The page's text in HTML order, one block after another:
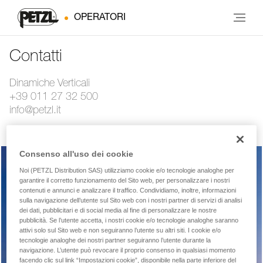
OPERATORI
Contatti
Dinamiche Verticali
+39 011 27 32 500
info@petzl.it
Servizio post-vendita
Domanda tecnica
Consenso all'uso dei cookie
Noi (PETZL Distribution SAS) utilizziamo cookie e/o tecnologie analoghe per
garantire il corretto funzionamento del Sito web, per personalizzare i nostri
contenuti e annunci e analizzare il traffico. Condividiamo, inoltre, informazioni
sulla navigazione dell’utente sul Sito web con i nostri partner di servizi di analisi
dei dati, pubblicitari e di social media al fine di personalizzare le nostre
pubblicità. Se l’utente accetta, i nostri cookie e/o tecnologie analoghe saranno
attivi solo sul Sito web e non seguiranno l’utente su altri siti. I cookie e/o
tecnologie analoghe dei nostri partner seguiranno l’utente durante la
navigazione. L’utente può revocare il proprio consenso in qualsiasi momento
facendo clic sul link “Impostazioni cookie”, disponibile nella parte inferiore del